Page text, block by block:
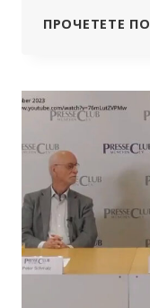
ПРОЧЕТЕТЕ